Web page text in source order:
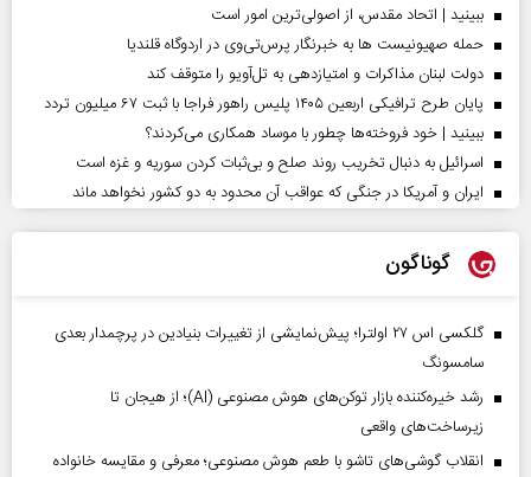
ببینید | اتحاد مقدس، از اصولی‌ترین امور است
حمله صهیونیست ها به خبرنگار پرس‌تی‌وی در اردوگاه قلندیا
دولت لبنان مذاکرات و امتیازدهی به تل‌آویو را متوقف کند
پایان طرح ترافیکی اربعین ۱۴۰۵ پلیس راهور فراجا با ثبت ۶۷ میلیون تردد
ببینید | خود فروخته‌ها چطور با موساد همکاری می‌کردند؟
اسرائیل به دنبال تخریب روند صلح و بی‌ثبات کردن سوریه و غزه است
ایران و آمریکا در جنگی که عواقب آن محدود به دو کشور نخواهد ماند
گوناگون
گلکسی اس ۲۷ اولترا؛ پیش‌نمایشی از تغییرات بنیادین در پرچمدار بعدی
سامسونگ
رشد خیره‌کننده بازار توکن‌های هوش مصنوعی (AI)؛ از هیجان تا
زیرساخت‌های واقعی
انقلاب گوشی‌های تاشو‌ با طعم هوش مصنوعی؛ معرفی و مقایسه خانواده